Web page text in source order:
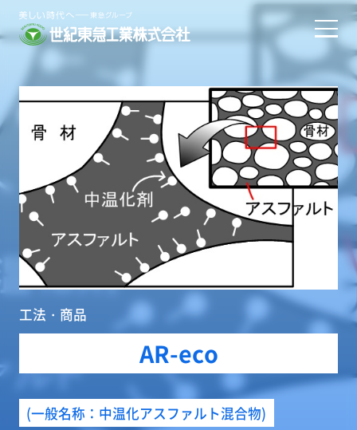
工法・商品
AR-eco
(一般名称：中温化アスファルト混合物)